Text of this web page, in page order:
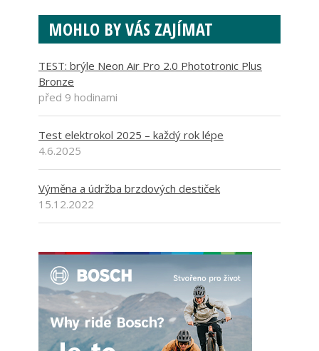
MOHLO BY VÁS ZAJÍMAT
TEST: brýle Neon Air Pro 2.0 Phototronic Plus
Bronze
před 9 hodinami
Test elektrokol 2025 – každý rok lépe
4.6.2025
Výměna a údržba brzdových destiček
15.12.2022